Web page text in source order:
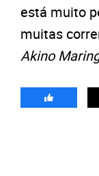
está muito
muitas
Akino